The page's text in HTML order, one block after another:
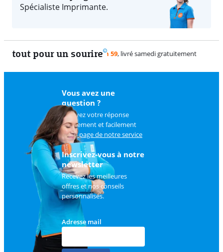
Spécialiste Imprimante.
tout pour un sourire
Vous avez une
question ?
Trouvez votre réponse
rapidement et facilement
surla page de notre service
client.
Inscrivez-vous à notre
newsletter
Recevez les meilleures
offres et nos conseils
personnalisés.
Adresse mail